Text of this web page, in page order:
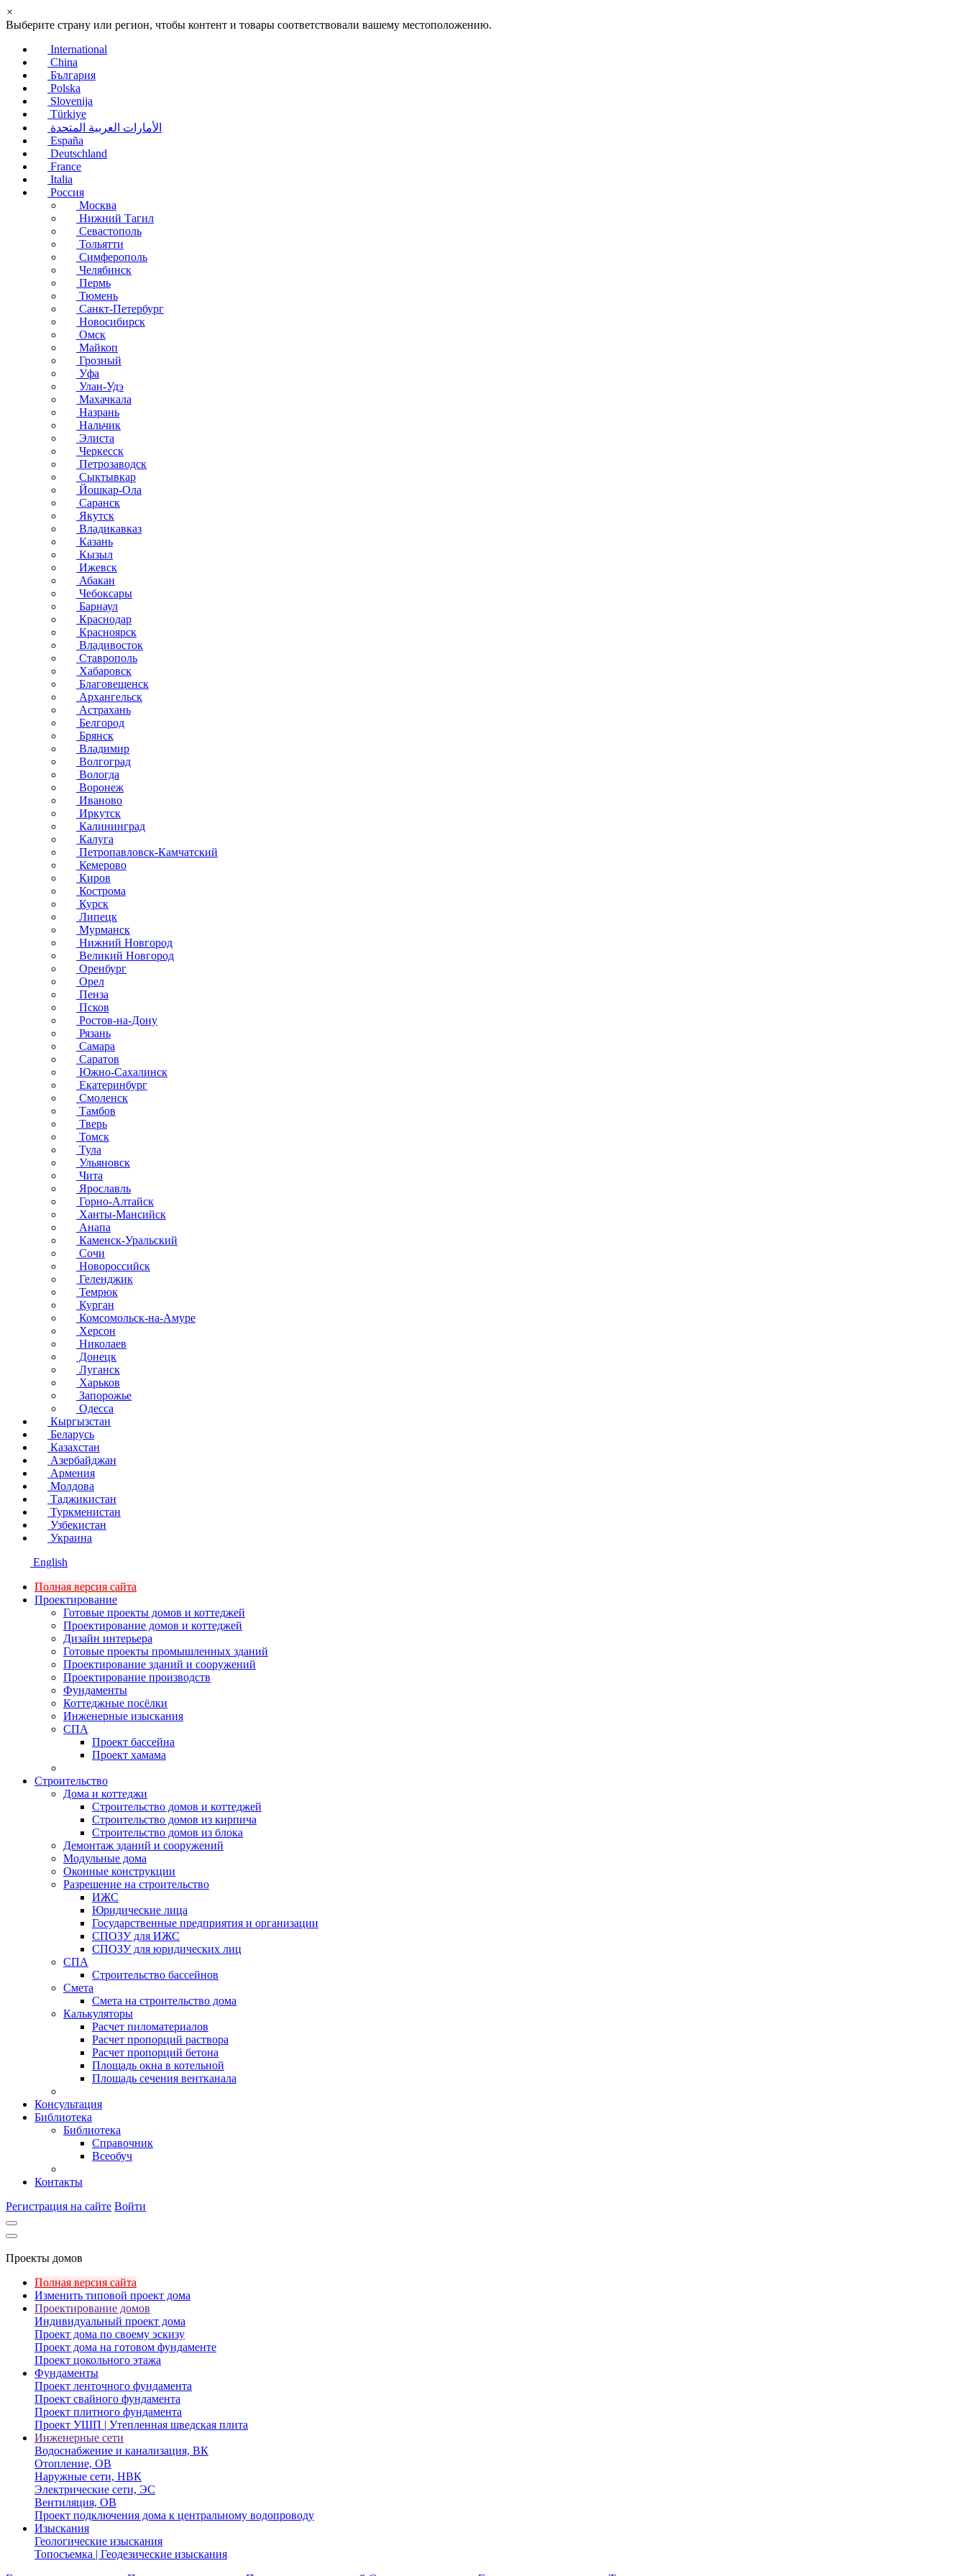
×
Выберите страну или регион, чтобы контент и товары соответствовали вашему местоположению.
International
China
България
Polska
Slovenija
Türkiye
الأمارات العربية المتحدة
España
Deutschland
France
Italia
Россия
Москва
Нижний Тагил
Севастополь
Тольятти
Симферополь
Челябинск
Пермь
Тюмень
Санкт-Петербург
Новосибирск
Омск
Майкоп
Грозный
Уфа
Улан-Удэ
Махачкала
Назрань
Нальчик
Элиста
Черкесск
Петрозаводск
Сыктывкар
Йошкар-Ола
Саранск
Якутск
Владикавказ
Казань
Кызыл
Ижевск
Абакан
Чебоксары
Барнаул
Краснодар
Красноярск
Владивосток
Ставрополь
Хабаровск
Благовещенск
Архангельск
Астрахань
Белгород
Брянск
Владимир
Волгоград
Вологда
Воронеж
Иваново
Иркутск
Калининград
Калуга
Петропавловск-Камчатский
Кемерово
Киров
Кострома
Курск
Липецк
Мурманск
Нижний Новгород
Великий Новгород
Оренбург
Орел
Пенза
Псков
Ростов-на-Дону
Рязань
Самара
Саратов
Южно-Сахалинск
Екатеринбург
Смоленск
Тамбов
Тверь
Томск
Тула
Ульяновск
Чита
Ярославль
Горно-Алтайск
Ханты-Мансийск
Анапа
Каменск-Уральский
Сочи
Новороссийск
Геленджик
Темрюк
Курган
Комсомольск-на-Амуре
Херсон
Николаев
Донецк
Луганск
Харьков
Запорожье
Одесса
Кыргызстан
Беларусь
Казахстан
Азербайджан
Армения
Молдова
Таджикистан
Туркменистан
Узбекистан
Украина
English
Полная версия сайта
Проектирование
Готовые проекты домов и коттеджей
Проектирование домов и коттеджей
Дизайн интерьера
Готовые проекты промышленных зданий
Проектирование зданий и сооружений
Проектирование производств
Фундаменты
Коттеджные посёлки
Инженерные изыскания
СПА
Проект бассейна
Проект хамама
Строительство
Дома и коттеджи
Строительство домов и коттеджей
Строительство домов из кирпича
Строительство домов из блока
Демонтаж зданий и сооружений
Модульные дома
Оконные конструкции
Разрешение на строительство
ИЖС
Юридические лица
Государственные предприятия и организации
СПОЗУ для ИЖС
СПОЗУ для юридических лиц
СПА
Строительство бассейнов
Смета
Смета на строительство дома
Калькуляторы
Расчет пиломатериалов
Расчет пропорций раствора
Расчет пропорций бетона
Площадь окна в котельной
Площадь сечения вентканала
Консультация
Библиотека
Библиотека
Справочник
Всеобуч
Контакты
Регистрация на сайте Войти
Проекты домов
Полная версия сайта
Изменить типовой проект дома
Проектирование домов
Индивидуальный проект дома
Проект дома по своему эскизу
Проект дома на готовом фундаменте
Проект цокольного этажа
Фундаменты
Проект ленточного фундамента
Проект свайного фундамента
Проект плитного фундамента
Проект УШП | Утепленная шведская плита
Инженерные сети
Водоснабжение и канализация, ВК
Отопление, ОВ
Наружные сети, НВК
Электрические сети, ЭС
Вентиляция, ОВ
Проект подключения дома к центральному водопроводу
Изыскания
Геологические изыскания
Топосъемка | Геодезические изыскания